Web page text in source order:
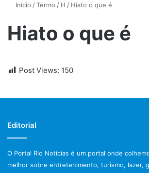
Início /Termo / H / Hiato o que é
Hiato o que é
Post Views: 150
Editorial
O Portal Rio Notícias é um portal onde
melhor sobre entretenimento, turismo, lazer,